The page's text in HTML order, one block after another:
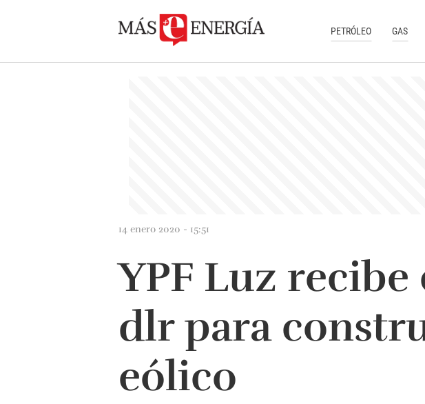
PETRÓLEO GAS
14 enero 2020 - 15:51
YPF Luz
dlr para
eólico